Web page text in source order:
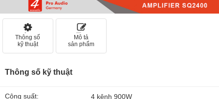
Thông số
kỹ thuật
Mô tả
sản phẩm
Thông số kỹ thuật
Công suất: 4 kênh 900W